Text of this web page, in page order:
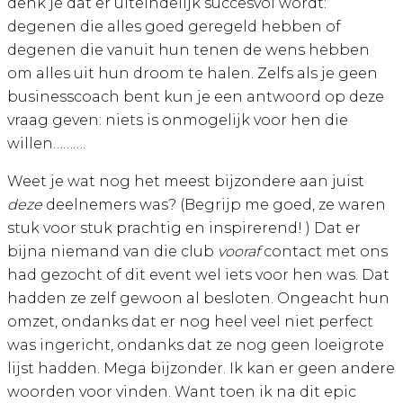
degenen die alles goed geregeld hebben of
degenen die vanuit hun tenen de wens hebben
om alles uit hun droom te halen. Zelfs als je geen
businesscoach bent kun je een antwoord op deze
vraag geven: niets is onmogelijk voor hen die
willen……….
Weet je wat nog het meest bijzondere aan juist
deze deelnemers was? (Begrijp me goed, ze waren
stuk voor stuk prachtig en inspirerend! ) Dat er
bijna niemand van die club voorafcontact met ons
had gezocht of dit event wel iets voor hen was. Dat
hadden ze zelf gewoon al besloten. Ongeacht hun
omzet, ondanks dat er nog heel veel niet perfect
was ingericht, ondanks dat ze nog geen loeigrote
lijst hadden. Mega bijzonder. Ik kan er geen andere
woorden voor vinden. Want toen ik na dit epic